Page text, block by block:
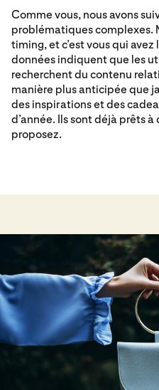
Comme vous, nous avons
problématiques complexes.
timing, et c’est vous qui
données indiquent que les
recherchent du contenu
manière plus anticipée que
des inspirations et des
d’année. Ils sont déjà prêts
proposez.